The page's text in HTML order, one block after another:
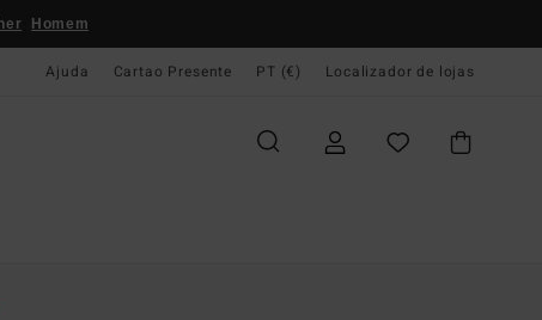
Homem
Ajuda Cartao Presente PT (€) Localizador de lojas